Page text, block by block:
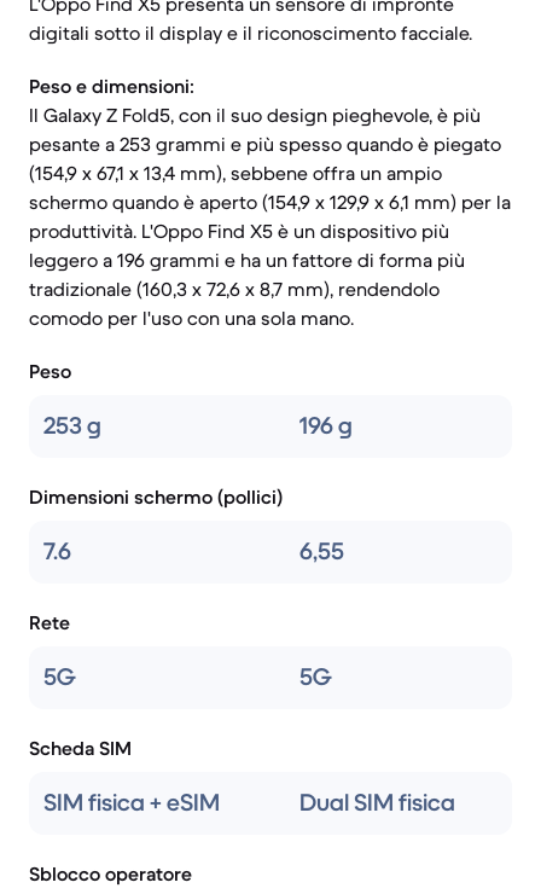
digitali sotto il display e il riconoscimento facciale.
Peso e dimensioni:
Il Galaxy Z Fold5, con il suo design pieghevole, è più
pesante a 253 grammi e più spesso quando è piegato
(154,9 x 67,1 x 13,4 mm), sebbene offra un ampio
schermo quando è aperto (154,9 x 129,9 x 6,1 mm) per la
produttività. L'Oppo Find X5 è un dispositivo più
leggero a 196 grammi e ha un fattore di forma più
tradizionale (160,3 x 72,6 x 8,7 mm), rendendolo
comodo per l'uso con una sola mano.
Peso
253 g 196 g
Dimensioni schermo (pollici)
7.6 6,55
Rete
5G 5G
Scheda SIM
SIM fisica + eSIM Dual SIM fisica
Sblocco operatore